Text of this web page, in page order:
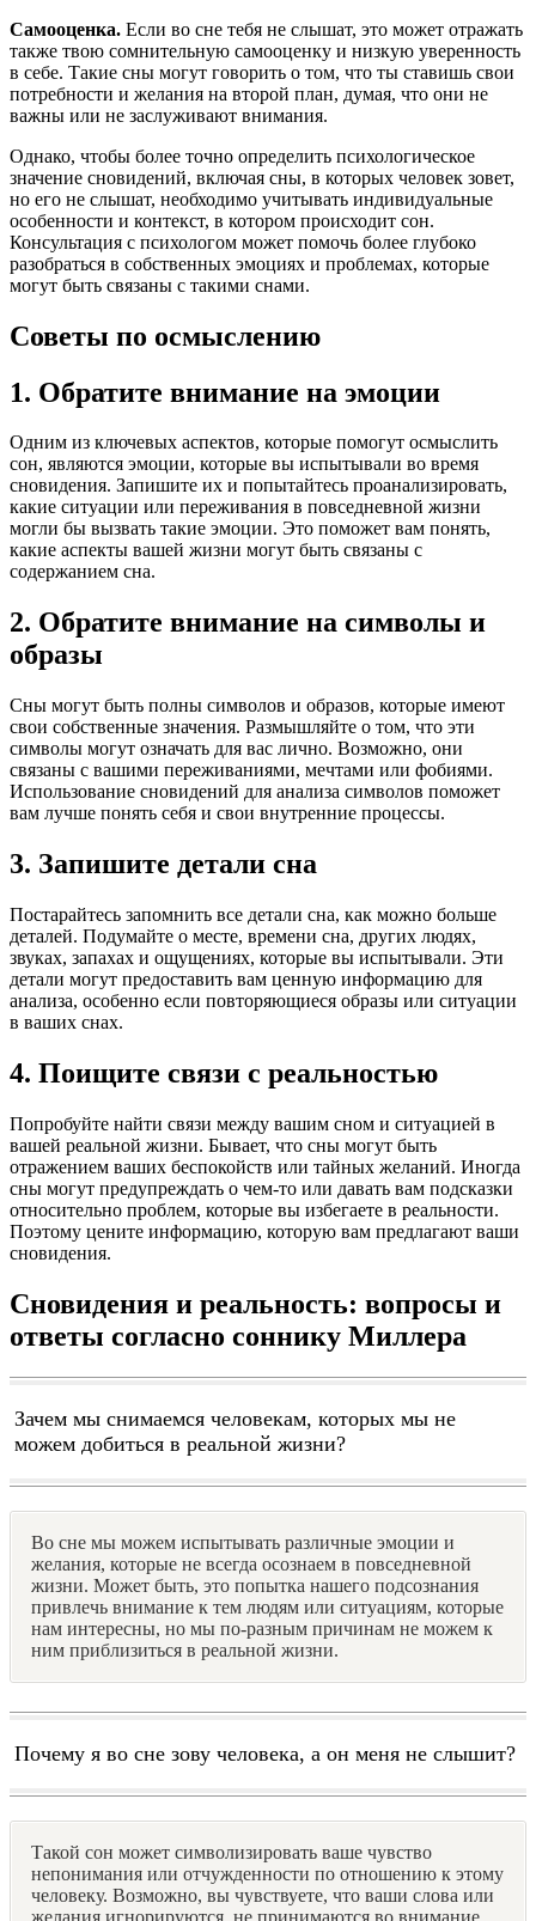
Самооценка. Если во сне тебя не слышат, это может отражать
также твою сомнительную самооценку и низкую уверенность
в себе. Такие сны могут говорить о том, что ты ставишь свои
потребности и желания на второй план, думая, что они не
важны или не заслуживают внимания.
Однако, чтобы более точно определить психологическое
значение сновидений, включая сны, в которых человек зовет,
но его не слышат, необходимо учитывать индивидуальные
особенности и контекст, в котором происходит сон.
Консультация с психологом может помочь более глубоко
разобраться в собственных эмоциях и проблемах, которые
могут быть связаны с такими снами.
Советы по осмыслению
1. Обратите внимание на эмоции
Одним из ключевых аспектов, которые помогут осмыслить
сон, являются эмоции, которые вы испытывали во время
сновидения. Запишите их и попытайтесь проанализировать,
какие ситуации или переживания в повседневной жизни
могли бы вызвать такие эмоции. Это поможет вам понять,
какие аспекты вашей жизни могут быть связаны с
содержанием сна.
2. Обратите внимание на символы и
образы
Сны могут быть полны символов и образов, которые имеют
свои собственные значения. Размышляйте о том, что эти
символы могут означать для вас лично. Возможно, они
связаны с вашими переживаниями, мечтами или фобиями.
Использование сновидений для анализа символов поможет
вам лучше понять себя и свои внутренние процессы.
3. Запишите детали сна
Постарайтесь запомнить все детали сна, как можно больше
деталей. Подумайте о месте, времени сна, других людях,
звуках, запахах и ощущениях, которые вы испытывали. Эти
детали могут предоставить вам ценную информацию для
анализа, особенно если повторяющиеся образы или ситуации
в ваших снах.
4. Поищите связи с реальностью
Попробуйте найти связи между вашим сном и ситуацией в
вашей реальной жизни. Бывает, что сны могут быть
отражением ваших беспокойств или тайных желаний. Иногда
сны могут предупреждать о чем-то или давать вам подсказки
относительно проблем, которые вы избегаете в реальности.
Поэтому цените информацию, которую вам предлагают ваши
сновидения.
Сновидения и реальность: вопросы и
ответы согласно соннику Миллера
Зачем мы снимаемся человекам, которых мы не
можем добиться в реальной жизни?
Во сне мы можем испытывать различные эмоции и
желания, которые не всегда осознаем в повседневной
жизни. Может быть, это попытка нашего подсознания
привлечь внимание к тем людям или ситуациям, которые
нам интересны, но мы по-разным причинам не можем к
ним приблизиться в реальной жизни.
Почему я во сне зову человека, а он меня не слышит?
Такой сон может символизировать ваше чувство
непонимания или отчужденности по отношению к этому
человеку. Возможно, вы чувствуете, что ваши слова или
желания игнорируются, не принимаются во внимание.